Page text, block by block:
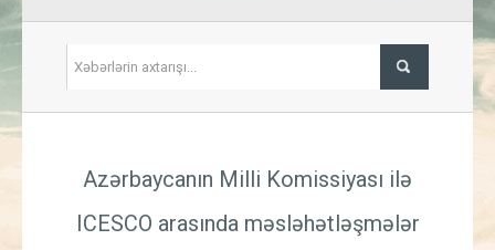
İqtisadiyyat
Azərbaycanın Milli Komissiyası ilə
ICESCO arasında məsləhətləşmələr